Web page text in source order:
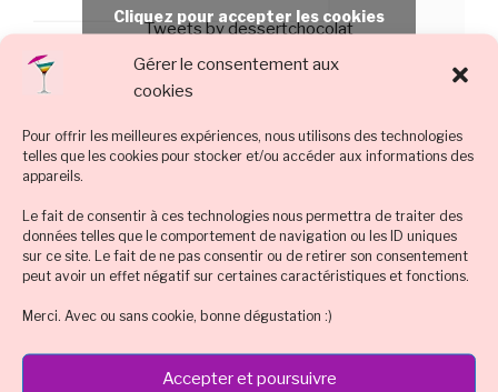
Gérer le consentement aux
cookies
Pour offrir les meilleures expériences, nous utilisons des technologies
telles que les cookies pour stocker et/ou accéder aux informations des
appareils.
Le fait de consentir à ces technologies nous permettra de traiter des
données telles que le comportement de navigation ou les ID uniques
sur ce site. Le fait de ne pas consentir ou de retirer son consentement
peut avoir un effet négatif sur certaines caractéristiques et fonctions.
Merci. Avec ou sans cookie, bonne dégustation :)
Accepter et poursuivre
Tweets by dessertchocolat
Cliquez pour accepter les cookies
PARTAGE DE COCKTAIL :
Tous fans de CockTails
Let’s Tweet !